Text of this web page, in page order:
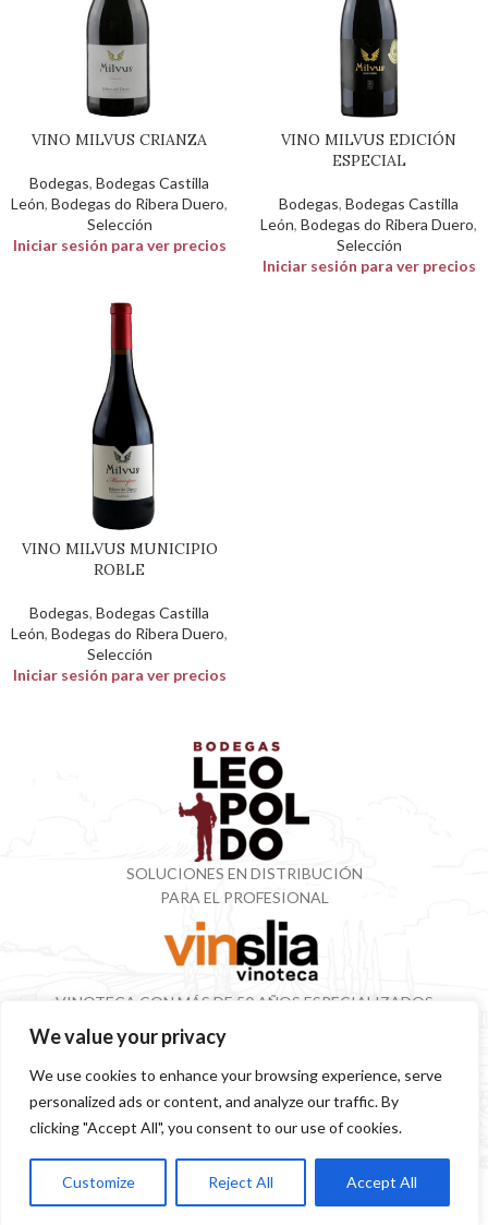
We value your privacy
We use cookies to enhance your browsing experience, serve
personalized ads or content, and analyze our traffic. By
clicking "Accept All", you consent to our use of cookies.
Customize Reject All Accept All
VINO MILVUS CRIANZA
Bodegas, Bodegas Castilla
León, Bodegas do Ribera Duero,
Selección
Iniciar sesión para ver precios
VINO MILVUS EDICIÓN
ESPECIAL
Bodegas, Bodegas Castilla
León, Bodegas do Ribera Duero,
Selección
Iniciar sesión para ver precios
VINO MILVUS MUNICIPIO
ROBLE
Bodegas, Bodegas Castilla
León, Bodegas do Ribera Duero,
Selección
Iniciar sesión para ver precios
SOLUCIONES EN DISTRIBUCIÓN
PARA EL PROFESIONAL
VINOTECA CON MÁS DE 50 AÑOS ESPECIALIZADOS
EN VINOS Y DESTILADOS
SITEMAPPOLÍTICA PRIVACIDADAVISO LEGALSOSTENIBILIDAD